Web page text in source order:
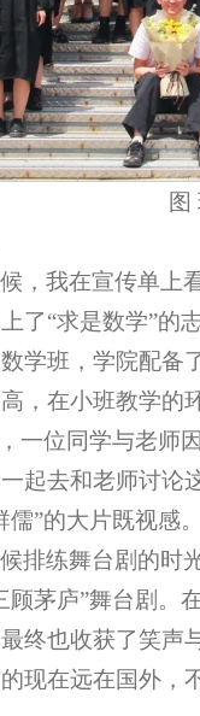
图
，我在宣传单上
了“求是数学”的
学班，学院配
，在小班教学的
一位同学与老师
起去和老师讨论
”的大片既视感。
排练舞台剧的时
顾茅庐”舞台剧
终也收获了笑声
现在远在国外，